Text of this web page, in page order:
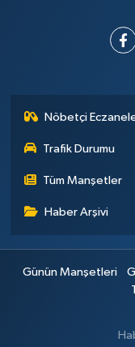
Nöbetçi
Trafik Durumu
Tüm Manşetler
Haber Arşivi
Günün Manşetleri